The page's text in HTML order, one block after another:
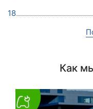
18
Как